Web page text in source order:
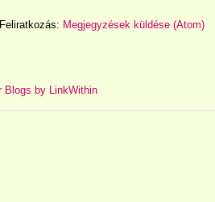
Feliratkozás: Megjegyzések küldése (Atom)